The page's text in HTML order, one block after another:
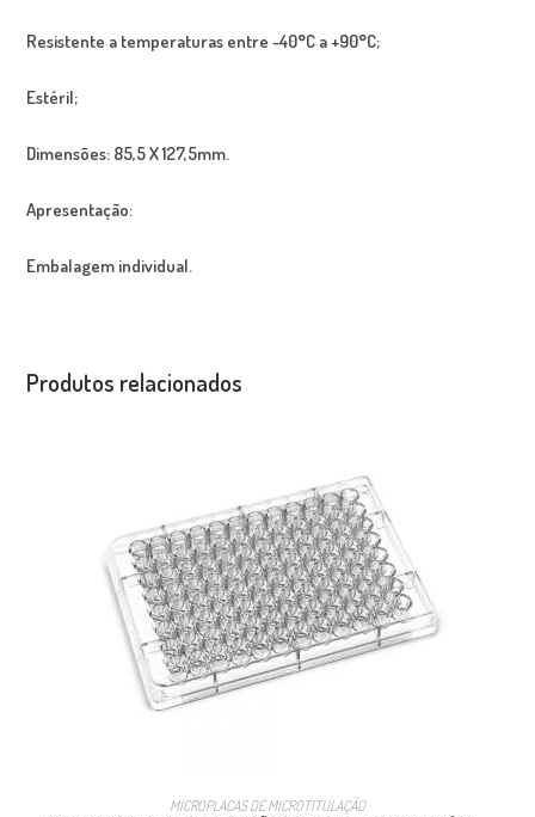
Resistente a temperaturas entre -40°C a +90°C;
Estéril;
Dimensões: 85,5 X 127,5mm.
Apresentação:
Embalagem individual.
Produtos relacionados
MICROPLACAS DE MICROTITULAÇÃO